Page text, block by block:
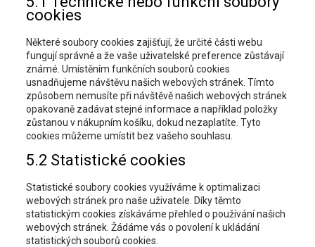
cookies
Některé soubory cookies zajišťují, že určité části webu
fungují správně a že vaše uživatelské preference zůstávají
známé. Umístěním funkčních souborů cookies
usnadňujeme návštěvu našich webových stránek. Tímto
způsobem nemusíte při návštěvě našich webových stránek
opakovaně zadávat stejné informace a například položky
zůstanou v nákupním košíku, dokud nezaplatíte. Tyto
cookies můžeme umístit bez vašeho souhlasu.
5.2 Statistické cookies
Statistické soubory cookies využíváme k optimalizaci
webových stránek pro naše uživatele. Díky těmto
statistickým cookies získáváme přehled o používání našich
webových stránek. Žádáme vás o povolení k ukládání
statistických souborů cookies.